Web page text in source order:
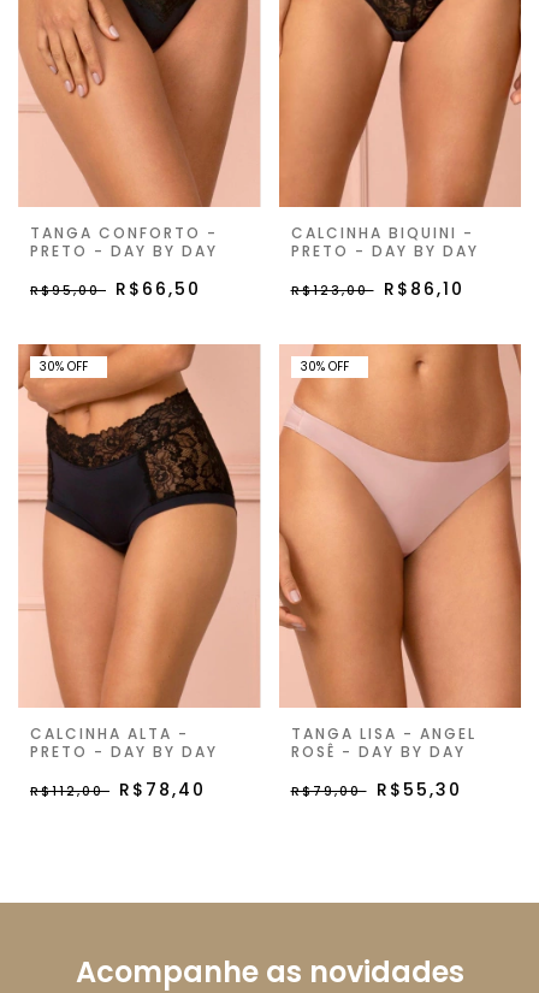
TANGA CONFORTO -
PRETO - DAY BY DAY
R$95,00 R$66,50
CALCINHA BIQUINI -
PRETO - DAY BY DAY
R$123,00 R$86,10
30% OFF
30% OFF
CALCINHA ALTA -
PRETO - DAY BY DAY
R$112,00 R$78,40
30% OFF
30% OFF
TANGA LISA - ANGEL
ROSÊ - DAY BY DAY
R$79,00 R$55,30
Acompanhe as novidades